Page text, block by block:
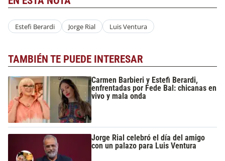
Estefi Berardi Jorge Rial Luis Ventura
TAMBIÉN TE PUEDE INTERESAR
Carmen Barbieri y Estefi Berardi,
enfrentadas por Fede Bal: chicanas en
vivo y mala onda
Jorge Rial celebró el día del amigo
con un palazo para Luis Ventura